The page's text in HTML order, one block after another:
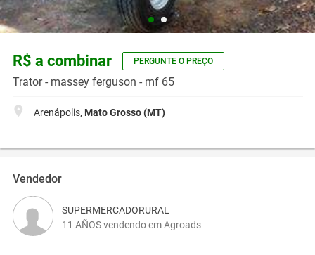
R$ a combinar PERGUNTE O PREÇO
Trator - massey ferguson - mf 65
Arenápolis, Mato Grosso (MT)
Vendedor
SUPERMERCADORURAL
11 AÑOS vendendo em Agroads